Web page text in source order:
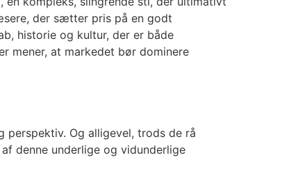
der sætter pris på en godt
historie og kultur, der er både
mener, at markedet bør dominere
Og alligevel, trods de rå
denne underlige og vidunderlige